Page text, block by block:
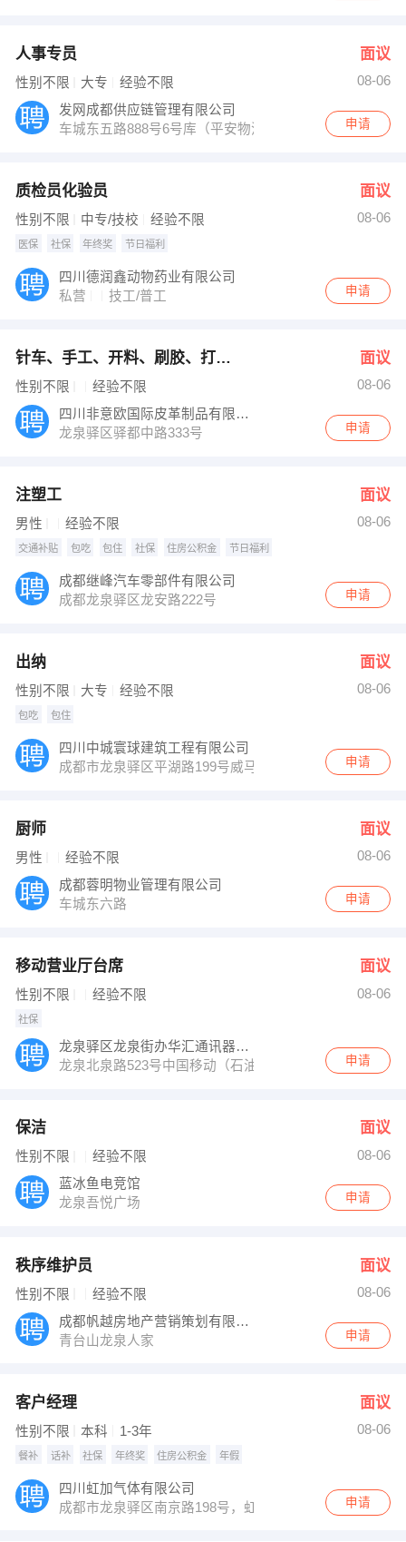
人事专员 面议
性别不限 大专 经验不限
08-06
发网成都供应链管理有限公司
车城东五路888号6号库（平安物流园二期）
申请
质检员化验员 面议
性别不限 中专/技校 经验不限 08-06
医保 社保 年终奖 节日福利
四川德润鑫动物药业有限公司
私营
技工/普工 申请
针车、手工、开料、刷胶、打跟、片港宝、普工 面议
性别不限 经验不限
08-06
四川非意欧国际皮革制品有限公司
龙泉驿区驿都中路333号
申请
注塑工 面议
男性 经验不限 08-06
交通补贴 包吃 包住 社保 住房公积金 节日福利
成都继峰汽车零部件有限公司
成都龙泉驿区龙安路222号
申请
出纳 面议
性别不限 大专 经验不限 08-06
包吃 包住
四川中城寰球建筑工程有限公司
成都市龙泉驿区平湖路199号威马项目部（地铁2号线书房
申请
厨师 面议
男性 经验不限
08-06
成都蓉明物业管理有限公司
车城东六路
申请
移动营业厅台席 面议
性别不限 经验不限 08-06
社保
龙泉驿区龙泉街办华汇通讯器材经营部
龙泉北泉路523号中国移动（石油小区旁）
申请
保洁 面议
性别不限 经验不限
08-06
蓝冰鱼电竞馆
龙泉吾悦广场
申请
秩序维护员 面议
性别不限 经验不限
08-06
成都帆越房地产营销策划有限公司
青台山龙泉人家
申请
客户经理 面议
性别不限 本科 1-3年 08-06
餐补 话补 社保 年终奖 住房公积金 年假
四川虹加气体有限公司
成都市龙泉驿区南京路198号，虹波实业园区内虹加气体
申请